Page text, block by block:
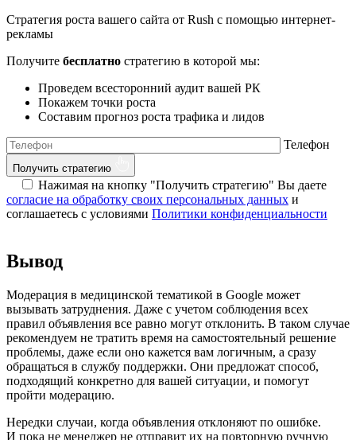
Стратегия роста вашего сайта от Rush с помощью интернет-
рекламы
Получите бесплатно стратегию в которой мы:
Проведем всесторонний аудит вашей РК
Покажем точки роста
Составим прогноз роста трафика и лидов
Телефон
Получить стратегию
Нажимая на кнопку "Получить стратегию" Вы даете
согласие на обработку своих персональных данных и
соглашаетесь с условиями Политики конфиденциальности
Вывод
Модерация в медицинской тематикой в Google может
вызывать затруднения. Даже с учетом соблюдения всех
правил объявления все равно могут отклонить. В таком случае
рекомендуем не тратить время на самостоятельный решение
проблемы, даже если оно кажется вам логичным, а сразу
обращаться в службу поддержки. Они предложат способ,
подходящий конкретно для вашей ситуации, и помогут
пройти модерацию.
Нередки случаи, когда объявления отклоняют по ошибке.
И пока не менеджер не отправит их на повторную ручную